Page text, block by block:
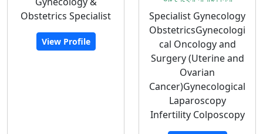
Obstetrics Specialist
View Profile
Specialist Gynecology
ObstetricsGynecologi
cal Oncology and
Surgery (Uterine and
Ovarian
Cancer)Gynecological
Laparoscopy
Infertility Colposcopy